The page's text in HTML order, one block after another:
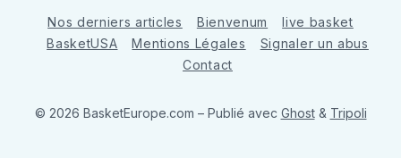
Nos derniers articles Bienvenum
live basket
BasketUSA
Mentions Légales
Signaler un abus
Contact
© 2026 BasketEurope.com – Publié avec Ghost& Tripoli